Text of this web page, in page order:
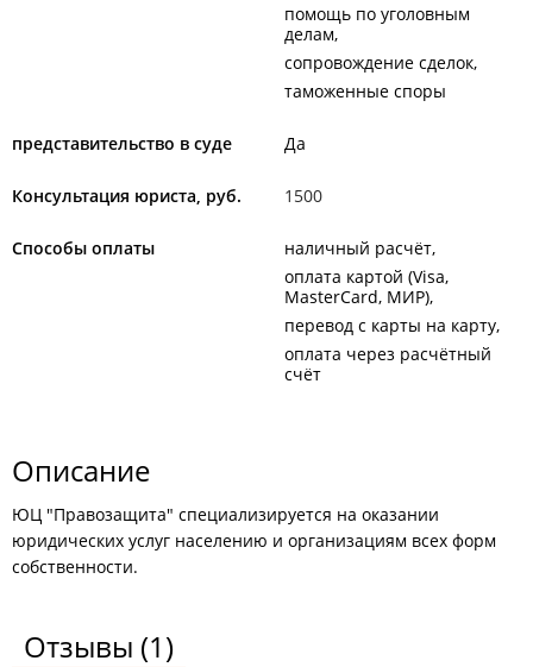
помощь по уголовным
делам
сопровождение сделок
таможенные споры
представительство в суде Да
Консультация юриста, руб. 1500
Способы оплаты
наличный расчёт
оплата картой (Visa,
MasterCard, МИР)
перевод с карты на карту
оплата через расчётный
счёт
Описание
ЮЦ "Правозащита" специализируется на оказании
юридических услуг населению и организациям всех форм
собственности.
Отзывы (1)